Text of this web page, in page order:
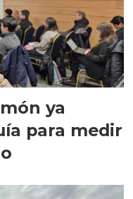
ya
para medir